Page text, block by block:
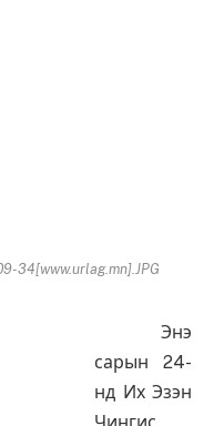
34[www.urlag.mn].JPG
Энэ
сарын 24-
нд Их Эзэн